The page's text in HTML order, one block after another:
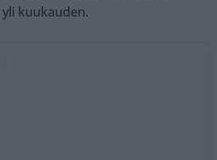
kuukauden.